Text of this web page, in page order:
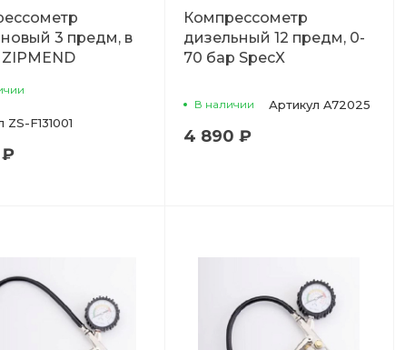
3 предм, в
ZS-F131001
₽
Компрессометр
дизельный 12 предм, 0-
70 бар SpecX
В наличии Артикул A72025
4 890 ₽